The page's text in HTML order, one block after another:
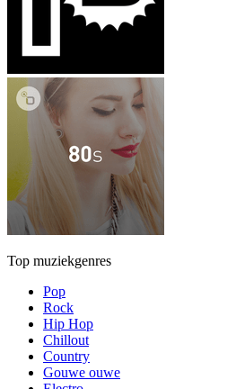
Top muziekgenres
Pop
Rock
Hip Hop
Chillout
Country
Gouwe ouwe